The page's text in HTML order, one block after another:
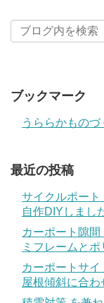
ブックマーク
うららかもの
最近の投稿
サイクルポー
自作DIYしまし
カーポート隙
ミフレームと
カーポートサ
屋根傾斜に合